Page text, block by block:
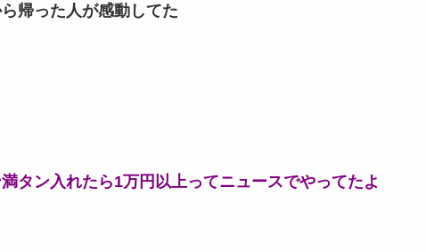
帰った人が感動してた
タン入れたら1万円以上ってニュースでやってたよ